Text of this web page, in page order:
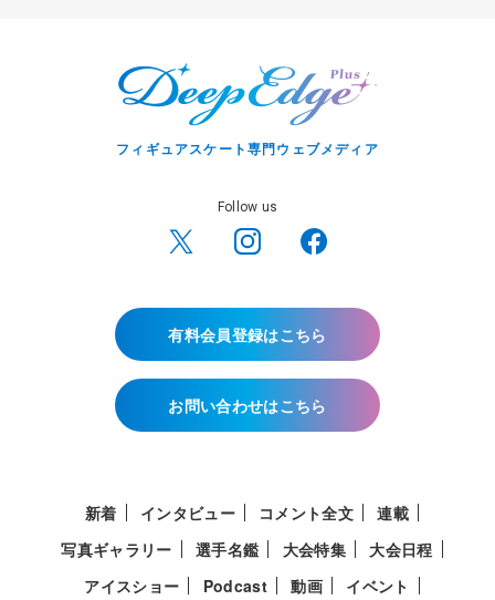
フィギュアスケート専門ウェブメディア
Follow us
有料会員登録はこちら
お問い合わせはこちら
新着 インタビュー コメント全文
連載
写真ギャラリー
選手名鑑 大会特集
大会日程
アイスショー
Podcast 動画 イベント